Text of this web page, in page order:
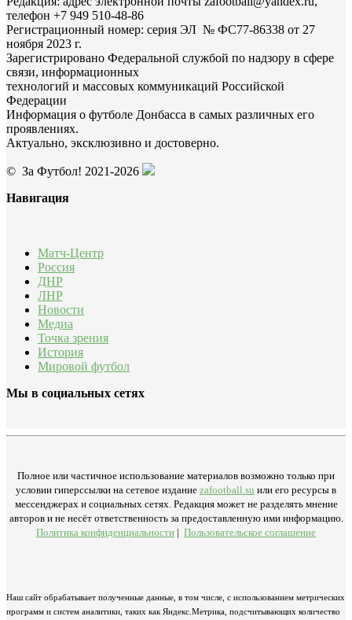
телефон +7 949 510-48-86
Регистрационный номер: серия ЭЛ № ФС77-86338 от 27
ноября 2023 г.
Зарегистрировано Федеральной службой по надзору в сфере
связи, информационных
технологий и массовых коммуникаций Российской
Федерации
Информация о футболе Донбасса в самых различных его
проявлениях.
Актуально, эксклюзивно и достоверно.
© За Футбол! 2021-2026
Навигация
Матч-Центр
Россия
ДНР
ЛНР
Новости
Медиа
Точка зрения
История
Мировой футбол
Мы в социальных сетях
Полное или частичное использование материалов возможно только при
условии гиперссылки на сетевое издание zafootball.su или его ресурсы в
мессенджерах и социальных сетях. Редакция может не разделять мнение
авторов и не несёт ответственность за предоставленную ими информацию.
Политика конфиденциальности | Пользовательское соглашение
Наш сайт обрабатывает полученные данные, в том числе, с использованием метрических
программ и систем аналитики, таких как Яндекс.Метрика, подсчитывающих количество